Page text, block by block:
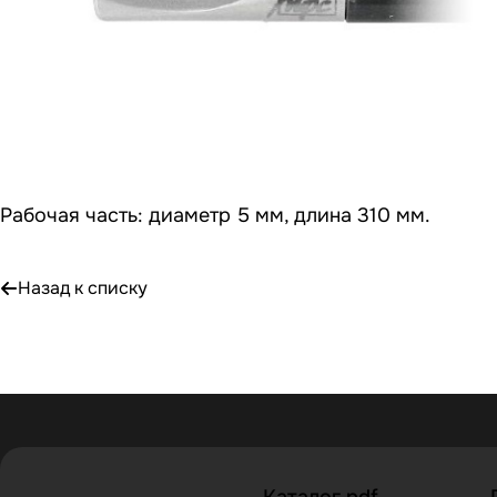
Рабочая часть: диаметр 5 мм, длина 310 мм.
Назад к списку